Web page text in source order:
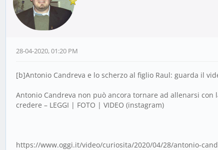
28-04-2020, 01:20 PM
[b]Antonio Candreva e lo scherzo al figlio Raul: guarda il
Antonio Candreva non può ancora tornare ad allenarsi
credere – LEGGI | FOTO | VIDEO (instagram)
https://www.oggi.it/video/curiosita/2020/04/28/antonio-